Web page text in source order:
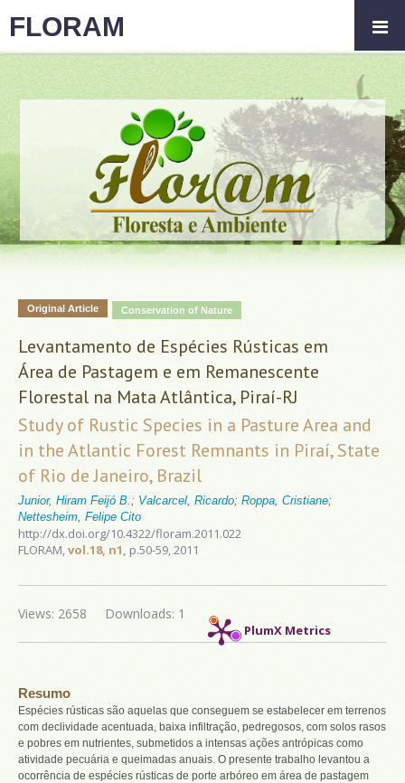
Original Article Conservation of Nature
Levantamento de Espécies Rústicas em
Área de Pastagem e em Remanescente
Florestal na Mata Atlântica, Piraí-RJ
Study of Rustic Species in a Pasture Area and
in the Atlantic Forest Remnants in Piraí, State
of Rio de Janeiro, Brazil
Junior, Hiram Feijó B. ; Valcarcel, Ricardo; Roppa, Cristiane;
Nettesheim, Felipe Cito
http://dx.doi.org/10.4322/floram.2011.022
FLORAM,vol.18, n1, p.50-59, 2011
PlumX Metrics
Downloads: 1
Views: 2658
Resumo
Espécies rústicas são aquelas que conseguem se estabelecer em terrenos
com declividade acentuada, baixa infiltração, pedregosos, com solos rasos
e pobres em nutrientes, submetidos a intensas ações antrópicas como
atividade pecuária e queimadas anuais. O presente trabalho levantou a
ocorrência de espécies rústicas de porte arbóreo em área de pastagem
FLORAM